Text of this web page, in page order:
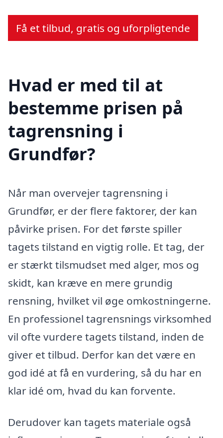
Få et tilbud, gratis og uforpligtende
Hvad er med til at
bestemme prisen på
tagrensning i
Grundfør?
Når man overvejer tagrensning i
Grundfør, er der flere faktorer, der kan
påvirke prisen. For det første spiller
tagets tilstand en vigtig rolle. Et tag, der
er stærkt tilsmudset med alger, mos og
skidt, kan kræve en mere grundig
rensning, hvilket vil øge omkostningerne.
En professionel tagrensnings virksomhed
vil ofte vurdere tagets tilstand, inden de
giver et tilbud. Derfor kan det være en
god idé at få en vurdering, så du har en
klar idé om, hvad du kan forvente.
Derudover kan tagets materiale også